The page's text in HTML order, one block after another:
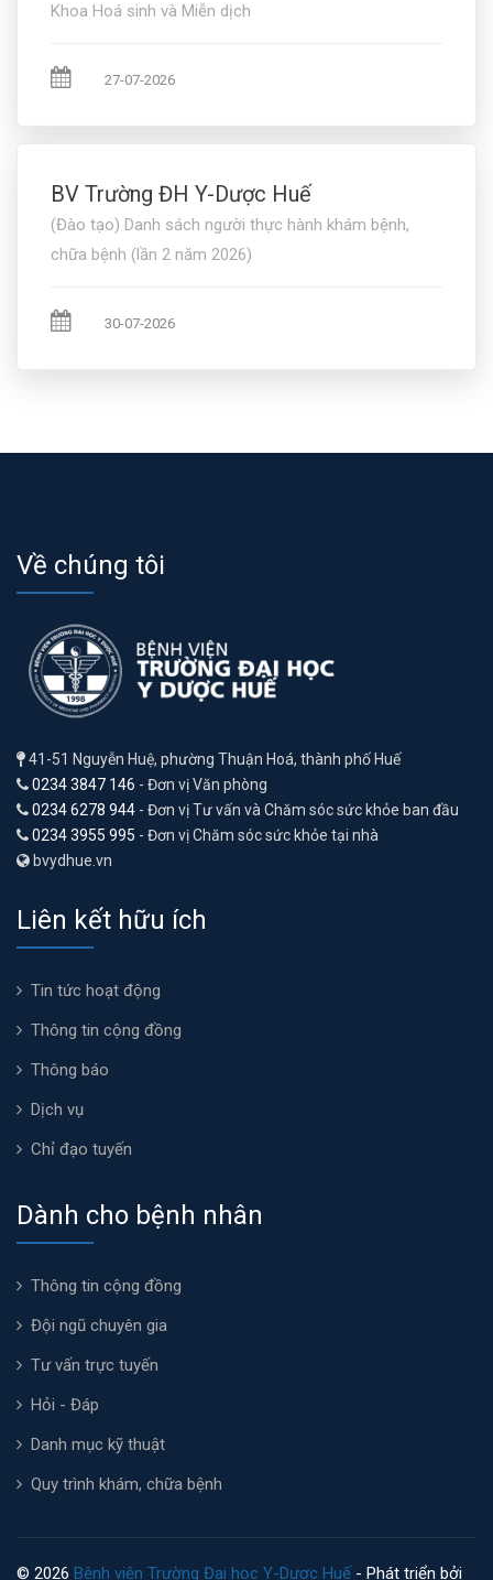
Khoa Hoá sinh và Miễn dịch
27-07-2026
BV Trường ĐH Y-Dược Huế
(Đào tạo) Danh sách người thực hành khám bệnh,
chữa bệnh (lần 2 năm 2026)
30-07-2026
Về chúng tôi
41-51 Nguyễn Huệ, phường Thuận Hoá, thành phố Huế
0234 3847 146 - Đơn vị Văn phòng
0234 6278 944 - Đơn vị Tư vấn và Chăm sóc sức khỏe ban đầu
0234 3955 995 - Đơn vị Chăm sóc sức khỏe tại nhà
bvydhue.vn
Liên kết hữu ích
Tin tức hoạt động
Thông tin cộng đồng
Thông báo
Dịch vụ
Chỉ đạo tuyến
Dành cho bệnh nhân
Thông tin cộng đồng
Đội ngũ chuyên gia
Tư vấn trực tuyến
Hỏi - Đáp
Danh mục kỹ thuật
Quy trình khám, chữa bệnh
© 2026 Bệnh viện Trường Đại học Y-Dược Huế - Phát triển bởi